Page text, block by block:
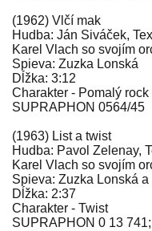
(1962) Vlčí mak
Hudba: Ján Siváček,
Karel Vlach so svojím
Spieva: Zuzka Lonská
Dĺžka: 3:12
Charakter - Pomalý rock
SUPRAPHON 0564/45
(1963) List a twist
Hudba: Pavol Zelenay,
Karel Vlach so svojím
Spieva: Zuzka Lonská
Dĺžka: 2:37
Charakter - Twist
SUPRAPHON 0 13